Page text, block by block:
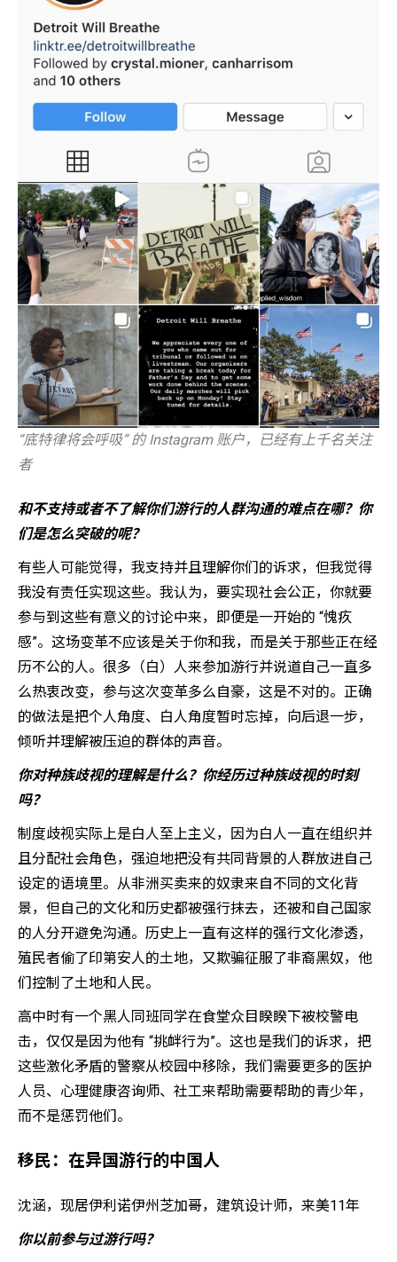
“底特律将会呼吸” 的 Instagram 账户，已经有上千名关注
者
和不支持或者不了解你们游行的人群沟通的难点在哪？你
们是怎么突破的呢？
有些人可能觉得，我支持并且理解你们的诉求，但我觉得
我没有责任实现这些。我认为，要实现社会公正，你就要
参与到这些有意义的讨论中来，即便是一开始的 “愧疚
感”。这场变革不应该是关于你和我，而是关于那些正在经
历不公的人。很多（白）人来参加游行并说道自己一直多
么热衷改变，参与这次变革多么自豪，这是不对的。正确
的做法是把个人角度、白人角度暂时忘掉，向后退一步，
倾听并理解被压迫的群体的声音。
你对种族歧视的理解是什么？你经历过种族歧视的时刻
吗？
制度歧视实际上是白人至上主义，因为白人一直在组织并
且分配社会角色，强迫地把没有共同背景的人群放进自己
设定的语境里。从非洲买卖来的奴隶来自不同的文化背
景，但自己的文化和历史都被强行抹去，还被和自己国家
的人分开避免沟通。历史上一直有这样的强行文化渗透，
殖民者偷了印第安人的土地，又欺骗征服了非裔黑奴，他
们控制了土地和人民。
高中时有一个黑人同班同学在食堂众目睽睽下被校警电
击，仅仅是因为他有 “挑衅行为”。这也是我们的诉求，把
这些激化矛盾的警察从校园中移除，我们需要更多的医护
人员、心理健康咨询师、社工来帮助需要帮助的青少年，
而不是惩罚他们。
移民：在异国游行的中国人
沈涵，现居伊利诺伊州芝加哥，建筑设计师，来美11年
你以前参与过游行吗？